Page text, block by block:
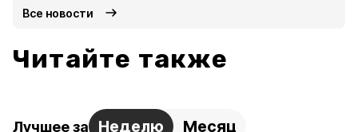
Все новости
Читайте также
Лучшее за Неделю Месяц